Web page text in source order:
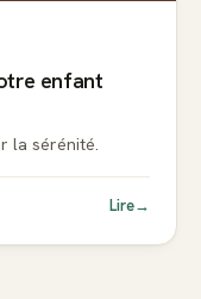
enfant
la sérénité.
Lire→